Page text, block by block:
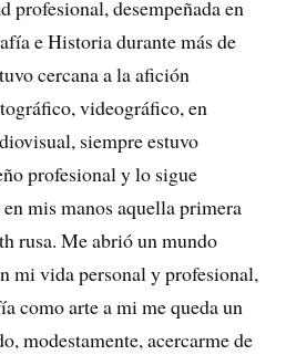
desempeñada en
e Historia durante más de
cercana a la afición
videográfico, en
siempre estuvo
profesional y lo sigue
en mis manos aquella primera
rusa. Me abrió un mundo
mi vida personal y profesional,
como arte a mi me queda un
modestamente, acercarme de